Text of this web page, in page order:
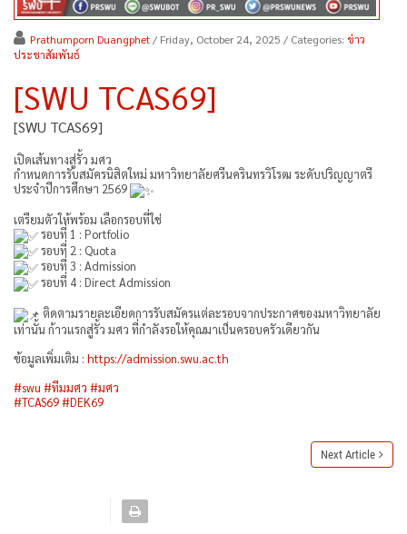
Prathumporn Duangphet / Friday, October 24, 2025 / Categories: ข่าว
ประชาสัมพันธ์
[SWU TCAS69]
[SWU TCAS69]
เปิดเส้นทางสู่รั้ว มศว
กำหนดการรับสมัครนิสิตใหม่ มหาวิทยาลัยศรีนครินทรวิโรฒ ระดับปริญญาตรี
ประจำปีการศึกษา 2569
เตรียมตัวให้พร้อม เลือกรอบที่ใช่
รอบที่ 1 : Portfolio
รอบที่ 2 : Quota
รอบที่ 3 : Admission
รอบที่ 4 : Direct Admission
ติดตามรายละเอียดการรับสมัครแต่ละรอบจากประกาศของมหาวิทยาลัย
เท่านั้น ก้าวแรกสู่รั้ว มศว ที่กำลังรอให้คุณมาเป็นครอบครัวเดียวกัน
ข้อมูลเพิ่มเติม : https://admission.swu.ac.th
#swu #ทีมมศว #มศว
#TCAS69#DEK69
Next Article